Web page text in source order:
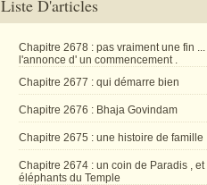
Liste D'articles
Chapitre 2678 : pas vraiment une fin ...
l'annonce d' un commencement .
Chapitre 2677 : qui démarre bien
Chapitre 2676 : Bhaja Govindam
Chapitre 2675 : une histoire de famille
Chapitre 2674 : un coin de Paradis , et
éléphants du Temple